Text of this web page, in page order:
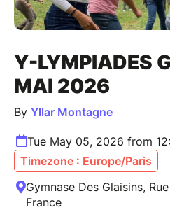
Y-LYMPIADES
MAI 2026
By Yllar Montagne
Tue May 05, 2026 from
Timezone : Europe/Paris
Gymnase Des Glaisins,
France